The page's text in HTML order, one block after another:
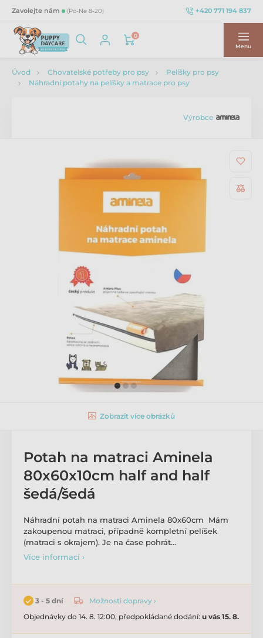
Zavolejte nám (Po-Ne 8-20) +420 771 194 837
0
Menu
Úvod Chovatelské potřeby pro psy
Pelíšky pro psy
Náhradní potahy na pelíšky a matrace pro psy
Výrobce
Zobrazit více obrázků
Potah na matraci Aminela
80x60x10cm half and half
šedá/šedá
Náhradní potah na matraci Aminela 80x60cm Mám
zakoupenou matraci, případně kompletní pelíšek
(matraci s okrajem). Je na čase pohrát…
Více informací ›
3 - 5 dní
Možnosti dopravy ›
Objednávky do 14. 8. 12:00, předpokládané dodání: u vás 15. 8.